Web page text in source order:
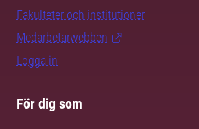
Fakulteter och institutioner
Medarbetarwebben
Logga in
För dig som